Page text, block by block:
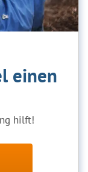
einen
hilft!